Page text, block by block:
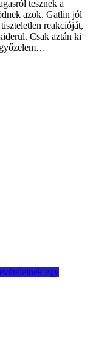
tesznek a
azok. Gatlin jól
reakcióját,
Csak aztán ki
egy